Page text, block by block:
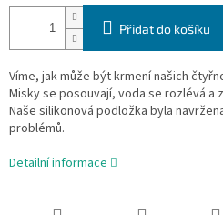
Přidat do košíku
Víme, jak může být krmení našich
Misky se posouvají, voda se rozlévá a
Naše silikonová podložka byla
problémů.
Detailní informace